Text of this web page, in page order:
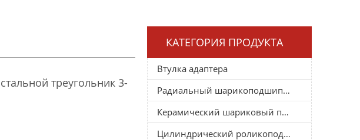
треугольник 3-
КАТЕГОРИЯ ПРОДУКТА
Втулка адаптера
Радиальный шарикоподшипник
Керамический шариковый подшипник
Цилиндрический роликоподшипник